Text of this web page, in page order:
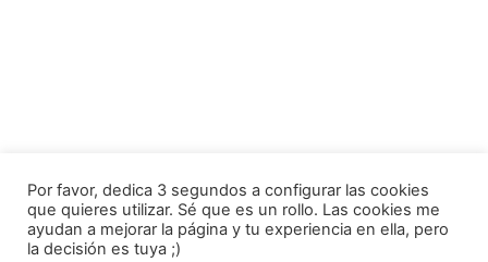
Por favor, dedica 3 segundos a configurar las cookies
que quieres utilizar. Sé que es un rollo. Las cookies me
ayudan a mejorar la página y tu experiencia en ella, pero
la decisión es tuya ;)